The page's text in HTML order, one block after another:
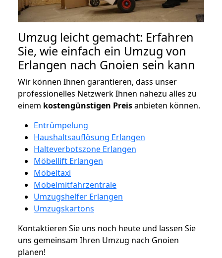
Umzug leicht gemacht: Erfahren
Sie, wie einfach ein Umzug von
Erlangen nach Gnoien sein kann
Wir können Ihnen garantieren, dass unser
professionelles Netzwerk Ihnen nahezu alles zu
einem kostengünstigen Preisanbieten können.
Entrümpelung
Haushaltsauflösung Erlangen
Halteverbotszone Erlangen
Möbellift Erlangen
Möbeltaxi
Möbelmitfahrzentrale
Umzugshelfer Erlangen
Umzugskartons
Kontaktieren Sie uns noch heute und lassen Sie
uns gemeinsam Ihren Umzug nach Gnoien
planen!